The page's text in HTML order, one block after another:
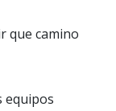
que camino
equipos